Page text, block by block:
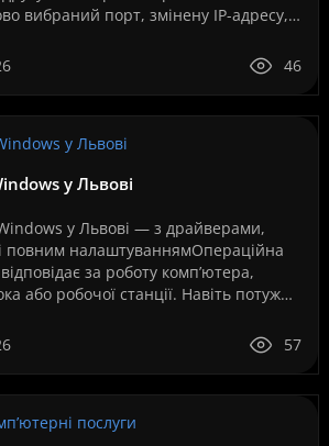
вибраний порт, змінену IP-адресу,
46
у Львові
у Львові — з драйверами,
повним налаштуваннямОпераційна
за роботу комп’ютера,
або робочої станції. Навіть потужне
57